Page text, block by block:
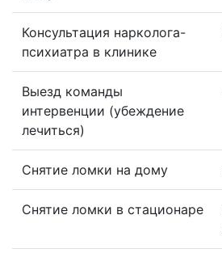
Консультация нарколога-
психиатра в клинике
Выезд команды
интервенции (убеждение
лечиться)
Снятие ломки на дому
Снятие ломки в стационаре